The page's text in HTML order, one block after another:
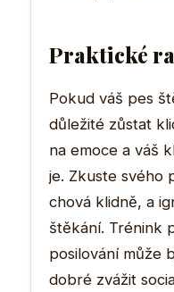
Praktické
Pokud váš pes
důležité zůstat
na emoce a váš
je. Zkuste svého
chová klidně, a
štěkání. Trénink
posilování může
dobré zvážit